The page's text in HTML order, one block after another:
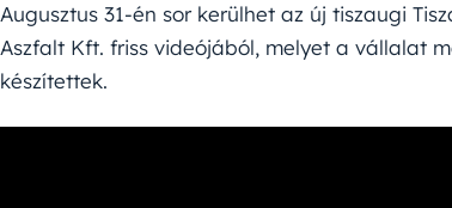
Augusztus 31-én sor kerülhet az új tiszaugi
Aszfalt Kft. friss videójából, melyet a vállalat
készítettek.